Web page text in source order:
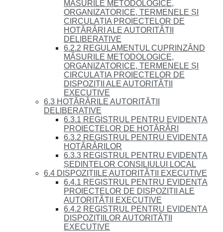
MĂSURILE METODOLOGICE,
ORGANIZATORICE, TERMENELE ȘI
CIRCULAȚIA PROIECTELOR DE
HOTĂRÂRI ALE AUTORITĂȚII
DELIBERATIVE
6.2.2 REGULAMENTUL CUPRINZÂND
MĂSURILE METODOLOGICE,
ORGANIZATORICE, TERMENELE ȘI
CIRCULAȚIA PROIECTELOR DE
DISPOZIȚII ALE AUTORITĂȚII
EXECUTIVE
6.3 HOTĂRÂRILE AUTORITĂȚII
DELIBERATIVE
6.3.1 REGISTRUL PENTRU EVIDENȚA
PROIECTELOR DE HOTĂRÂRI
6.3.2 REGISTRUL PENTRU EVIDENȚA
HOTĂRÂRILOR
6.3.3 REGISTRUL PENTRU EVIDENȚA
ȘEDINȚELOR CONSILIULUI LOCAL
6.4 DISPOZIȚIILE AUTORITĂȚII EXECUTIVE
6.4.1 REGISTRUL PENTRU EVIDENȚA
PROIECTELOR DE DISPOZIȚII ALE
AUTORITĂȚII EXECUTIVE
6.4.2 REGISTRUL PENTRU EVIDENȚA
DISPOZIȚIILOR AUTORITĂȚII
EXECUTIVE